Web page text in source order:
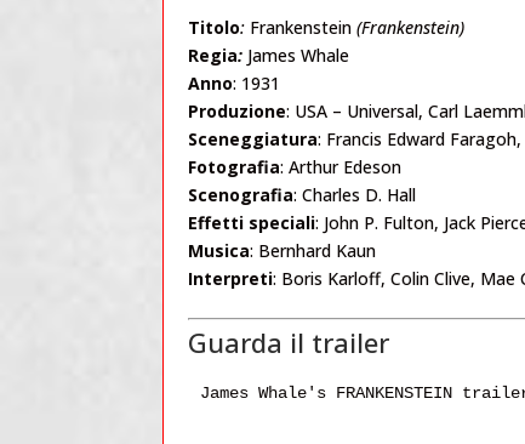
Titolo: Frankenstein (Frankenstein)
Regia: James Whale
Anno: 1931
Produzione: USA – Universal, Carl
Sceneggiatura: Francis Edward
Fotografia: Arthur Edeson
Scenografia: Charles D. Hall
Effetti speciali: John P. Fulton, Jack
Musica: Bernhard Kaun
Interpreti: Boris Karloff, Colin Clive, Mae
Guarda il trailer
James Whale's FRANKENSTEIN